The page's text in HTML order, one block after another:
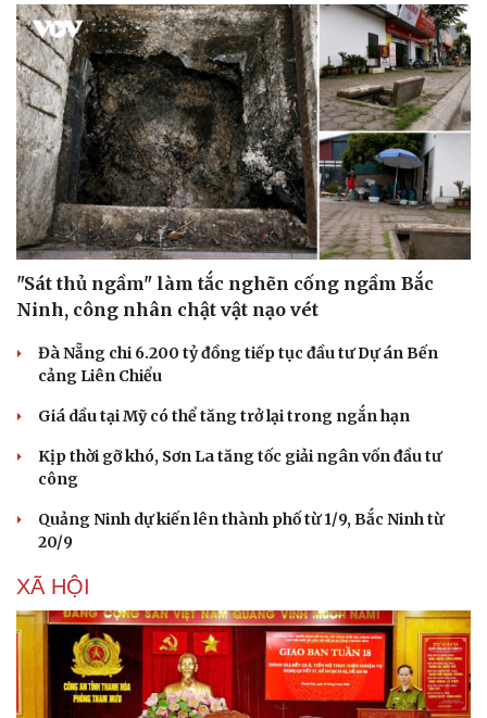
Văn hóa
Sân khấu - Điện ảnh
Văn học
Âm nhạc
Di sản
Giải trí
Nghệ sĩ
Thời trang
Sao Việt
"Sát thủ ngầm" làm tắc nghẽn cống ngầm Bắc
Ninh, công nhân chật vật nạo vét
Đà Nẵng chi 6.200 tỷ đồng tiếp tục đầu tư Dự án Bến
cảng Liên Chiểu
Giá dầu tại Mỹ có thể tăng trở lại trong ngắn hạn
Kịp thời gỡ khó, Sơn La tăng tốc giải ngân vốn đầu tư
công
Quảng Ninh dự kiến lên thành phố từ 1/9, Bắc Ninh từ
20/9
XÃ HỘI